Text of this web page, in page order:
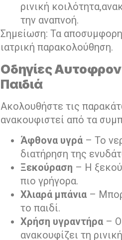
ρινική
την αναπνοή.
Σημείωση: Τα
ιατρική παρακολούθηση.
Οδηγίες
Παιδιά
Ακολουθήστε τις
ανακουφιστεί από τα
Άφθονα υγρά – Το
διατήρηση της
Ξεκούραση – Η
πιο γρήγορα.
Χλιαρά μπάνια –
το παιδί.
Χρήση υγραντήρα –
ανακουφίζει τη